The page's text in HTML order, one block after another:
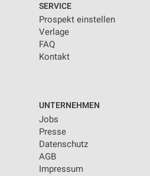
SERVICE
Prospekt einstellen
Verlage
FAQ
Kontakt
UNTERNEHMEN
Jobs
Presse
Datenschutz
AGB
Impressum
personalisierte
zur Auswahl
zur Auswahl